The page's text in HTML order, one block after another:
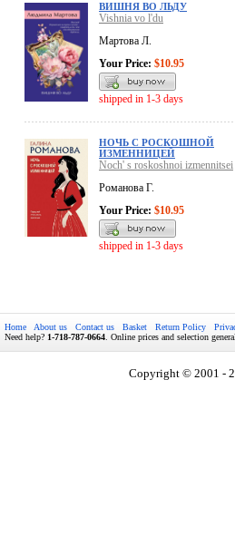
ВИШНЯ ВО ЛЬДУ
Vishnia vo l'du
Мартова Л.
Your Price: $10.95
shipped in 1-3 days
НОЧЬ С РОСКОШНОЙ
ИЗМЕННИЦЕЙ
Noch' s roskoshnoi izmennitsei
Романова Г.
Your Price: $10.95
shipped in 1-3 days
Home About us Contact us Basket Return Policy
Need help? 1-718-787-0664 . Online prices and selection
Copyright © 2001 -